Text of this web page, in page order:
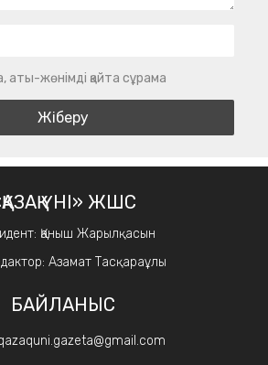
аты-жөнімді қайта сұрама
ҮНІ» ЖШС
Қаныш Жарылқасын
Азамат Тасқараұлы
БАЙЛАНЫС